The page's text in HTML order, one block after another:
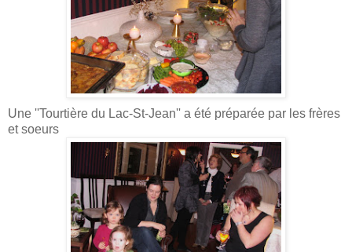
Une ''Tourtière du Lac-St-Jean'' a été préparée par les frères
et soeurs